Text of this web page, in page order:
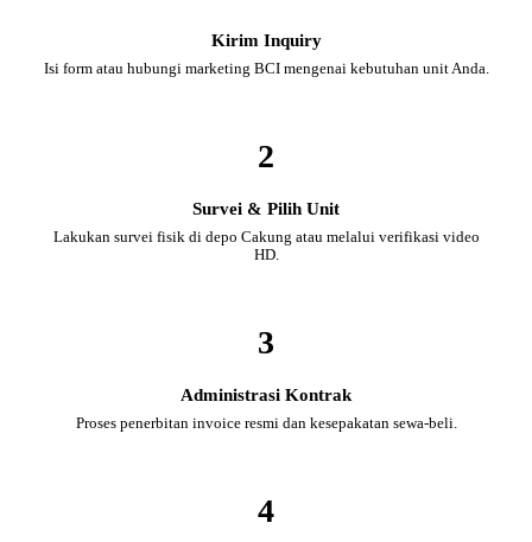
Kirim Inquiry
Isi form atau hubungi marketing BCI mengenai kebutuhan unit Anda.
2
Survei & Pilih Unit
Lakukan survei fisik di depo Cakung atau melalui verifikasi video
HD.
3
Administrasi Kontrak
Proses penerbitan invoice resmi dan kesepakatan sewa-beli.
4